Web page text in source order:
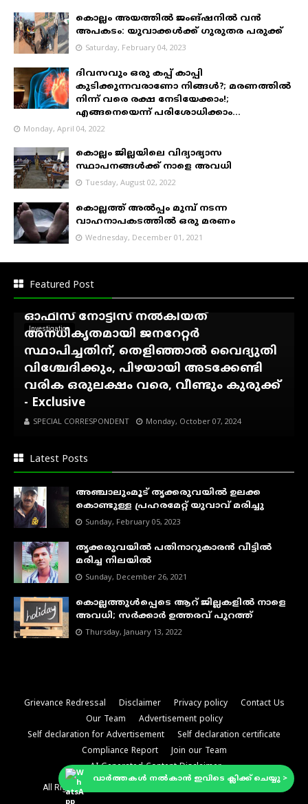
വാർത്തകൾ നൽകാൻ ഇവിടെ ക്ലിക്ക് ചെയ്യു >
കൊല്ലം അയത്തിൽ ജംങ്ഷനിൽ വൻ
അപകടം: യുവാക്കൾക്ക് ഗുരുതര പരുക്ക്
Saturday, February 04, 2023
ദിവസവും ഒരു കപ്പ് കാപ്പി
കുടിക്കുന്നവരാണോ നിങ്ങൾ?; മരണത്തിൽ
നിന്ന് വരെ രക്ഷ നേടിയേക്കാം!;
എങ്ങനെയെന്ന് പരിശോധിക്കാം...
Monday, April 04, 2022
കൊല്ലം ജില്ലയിലെ വിദ്യാഭ്യാസ
സ്ഥാപനങ്ങൾക്ക് നാളെ അവധി
Tuesday, August 02, 2022
കൊല്ലത്ത് അൽപ്പം മുമ്പ് നടന്ന
വാഹനാപകടത്തിൽ ഒരു മരണം
Wednesday, December 01, 2021
Featured Post
Investigation
അഷ്ടമുടി ആശിർവാദ്
ഹോംസ്റ്റേക്കെതിരെ കെ.എസ്.ഇ.ബി
നോട്ടീസ്...!, കാഞ്ഞിരംകുഴി സെക്ഷൻ
ഓഫീസ് നോട്ടീസ് നൽകിയത്
അനധികൃതമായി ജനറേറ്റർ
സ്ഥാപിച്ചതിന്, തെളിഞ്ഞാൽ വൈദ്യുതി
വിശ്ചേദിക്കും, പിഴയായി അടക്കേണ്ടി
വരിക ഒരുലക്ഷം വരെ, വീണ്ടും കുരുക്ക്
- Exclusive
SPECIAL CORRESPONDENT Monday, October 07, 2024
Latest Posts
അഞ്ചാലുംമൂട് തൃക്കരുവയിൽ ഉലക്ക
കൊണ്ടുള്ള പ്രഹരമേറ്റ് യുവാവ് മരിച്ചു
Sunday, February 05, 2023
തൃക്കരുവയിൽ പതിനാറുകാരൻ വീട്ടിൽ
മരിച്ച നിലയിൽ
Sunday, December 26, 2021
കൊല്ലത്തുൾപ്പെടെ ആറ് ജില്ലകളിൽ നാളെ
അവധി; സർക്കാർ ഉത്തരവ് പുറത്ത്
Thursday, January 13, 2022
Grievance Redressal Disclaimer Privacy policy
Contact Us
Our Team
Advertisement policy
Self declaration for Advertisement
Self declaration certificate
Compliance Report
Join our Team
AI-Generated Content Disclaimer
All Right Reserved Copyright